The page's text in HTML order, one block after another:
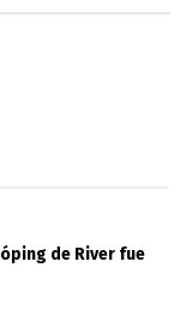
de River fue